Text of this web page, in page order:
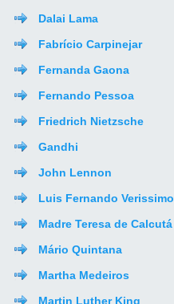
Dalai Lama
Fabrício Carpinejar
Fernanda Gaona
Fernando Pessoa
Friedrich Nietzsche
Gandhi
John Lennon
Luis Fernando Verissimo
Madre Teresa de Calcutá
Mário Quintana
Martha Medeiros
Martin Luther King